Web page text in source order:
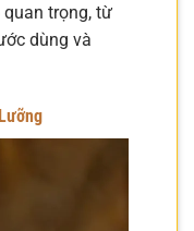
trọng, từ
dùng và